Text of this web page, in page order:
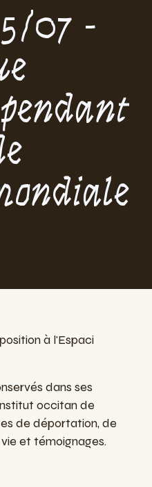
07 -
à l'Espaci
dans ses
occitan de
de déportation, de
et témoignages.